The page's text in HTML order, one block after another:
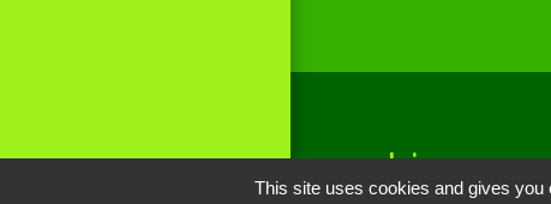
Liens
This site uses cookies and gives